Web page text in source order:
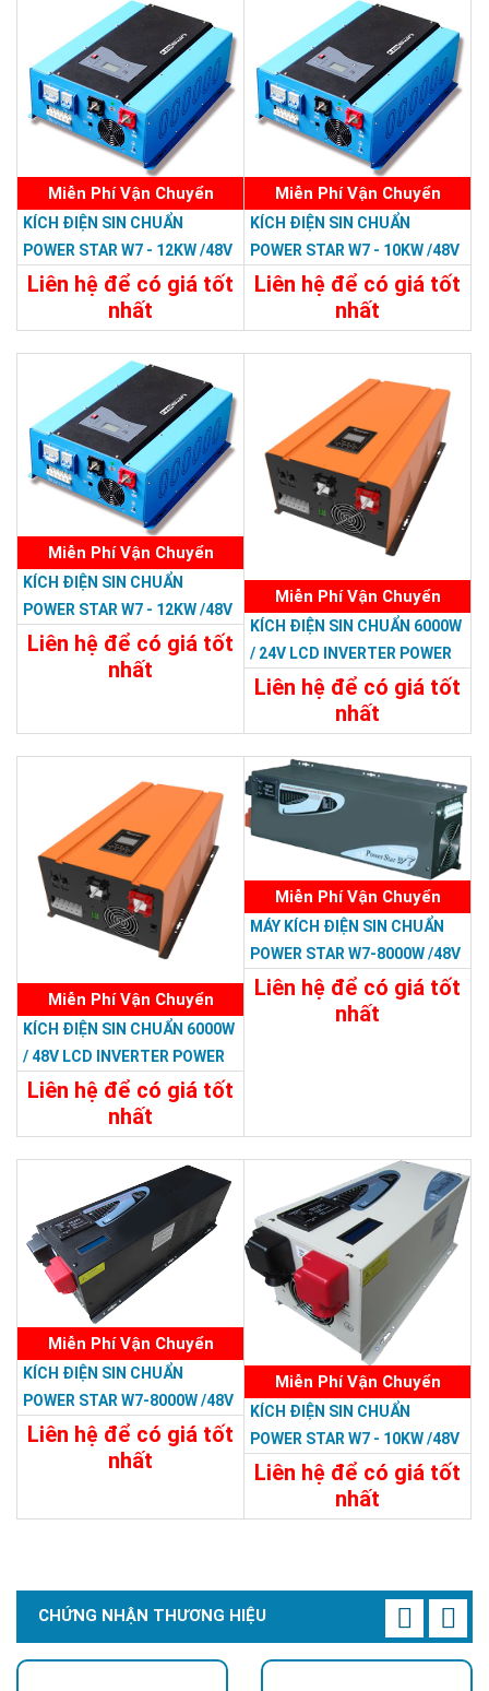
Đặt Mua Đặt Mua
Miễn Phí Vận Chuyển
KÍCH ĐIỆN SIN CHUẨN
POWER STAR W7 - 12KW /48V
LCD
Liên hệ để có giá tốt
nhất
35.988.000đ
Đặt Mua
Miễn Phí Vận Chuyển
KÍCH ĐIỆN SIN CHUẨN
POWER STAR W7 - 10KW /48V
LCD
Liên hệ để có giá tốt
nhất
33.588.000đ
Miễn Phí Vận Chuyển
KÍCH ĐIỆN SIN CHUẨN
POWER STAR W7 - 12KW /48V
Liên hệ để có giá tốt
nhất
Chi Tiết Đặt Mua
Miễn Phí Vận Chuyển
KÍCH ĐIỆN SIN CHUẨN 6000W
/ 24V LCD INVERTER POWER
RP
Liên hệ để có giá tốt
nhất
22.788.000đ
Chi Tiết Đặt Mua
Miễn Phí Vận Chuyển
KÍCH ĐIỆN SIN CHUẨN 6000W
/ 48V LCD INVERTER POWER
RP
Liên hệ để có giá tốt
nhất
23.988.000đ
Đặt Mua
Miễn Phí Vận Chuyển
MÁY KÍCH ĐIỆN SIN CHUẨN
POWER STAR W7-8000W /48V
Liên hệ để có giá tốt
nhất
Miễn Phí Vận Chuyển
KÍCH ĐIỆN SIN CHUẨN
POWER STAR W7-8000W /48V
LCD
Liên hệ để có giá tốt
nhất
Chi Tiết Đặt Mua
Miễn Phí Vận Chuyển
KÍCH ĐIỆN SIN CHUẨN
POWER STAR W7 - 10KW /48V
Liên hệ để có giá tốt
nhất
32.394.000đ
CHỨNG NHẬN THƯƠNG HIỆU